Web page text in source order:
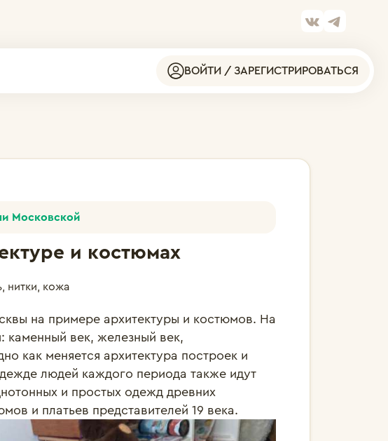
ВОЙТИ / ЗАРЕГИСТРИРОВАТЬСЯ
Московской
и костюмах
нитки, кожа
на примере архитектуры и костюмов. На
каменный век, железный век,
как меняется архитектура построек и
людей каждого периода также идут
и простых одежд древних
и платьев представителей 19 века.